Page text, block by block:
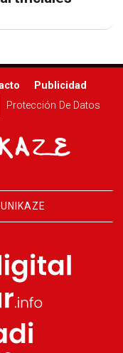
Publicidad
Protección De Datos